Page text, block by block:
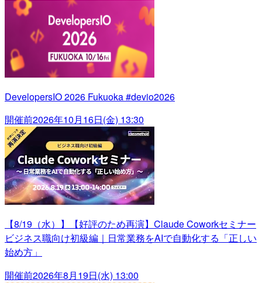
DevelopersIO 2026 Fukuoka #devio2026
開催前2026年10月16日(金) 13:30
【8/19（水）】【好評のため再演】Claude Coworkセミナー
ビジネス職向け初級編｜日常業務をAIで自動化する「正しい
始め方」
開催前2026年8月19日(水) 13:00